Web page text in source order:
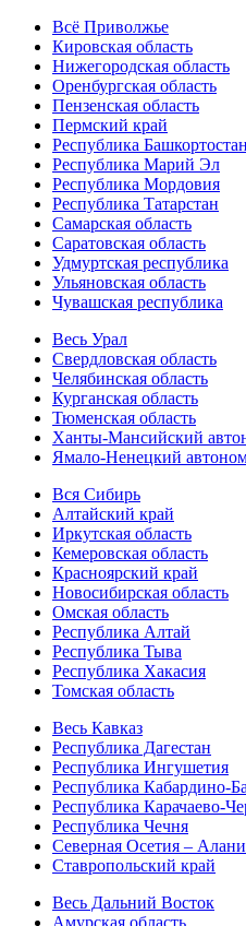
Всё Приволжье
Кировская область
Нижегородская область
Оренбургская область
Пензенская область
Пермский край
Республика Башкортостан
Республика Марий Эл
Республика Мордовия
Республика Татарстан
Самарская область
Саратовская область
Удмуртская республика
Ульяновская область
Чувашская республика
Весь Урал
Свердловская область
Челябинская область
Курганская область
Тюменская область
Ханты-Мансийский
Ямало-Ненецкий
Вся Сибирь
Алтайский край
Иркутская область
Кемеровская область
Красноярский край
Новосибирская область
Омская область
Республика Алтай
Республика Тыва
Республика Хакасия
Томская область
Весь Кавказ
Республика Дагестан
Республика Ингушетия
Республика Кабардино-
Республика Карачаево-
Республика Чечня
Северная Осетия –
Ставропольский край
Весь Дальний Восток
Амурская область